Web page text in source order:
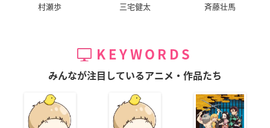
村瀬歩 三宅健太 斉藤壮馬
KEYWORDS
みんなが注目しているアニメ・作品たち